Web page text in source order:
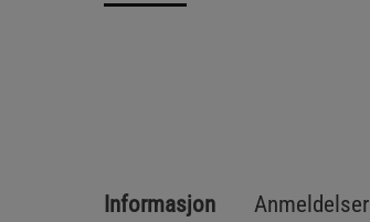
Informasjon Anmeldelser